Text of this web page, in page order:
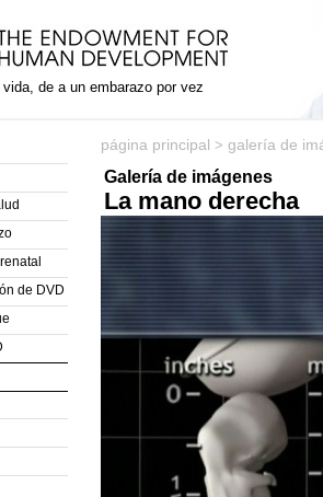
de a un embarazo por vez
de DVD
página principal > galería de
Galería de imágenes
La mano derecha